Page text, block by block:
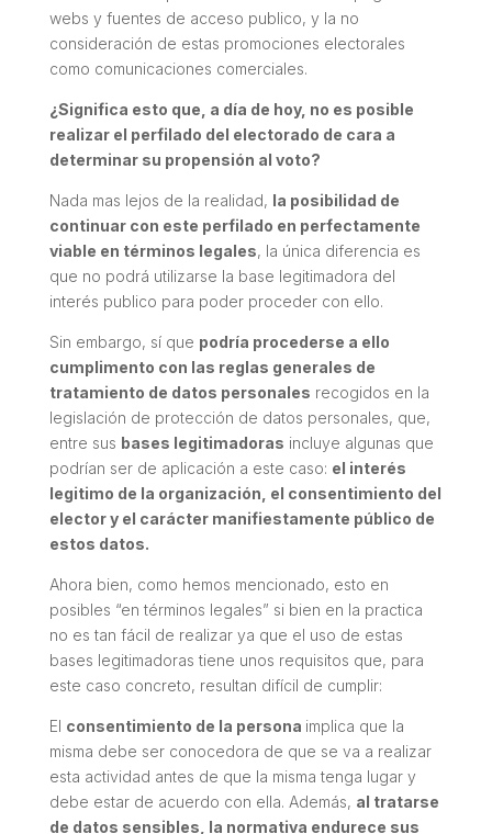
webs y fuentes de acceso publico, y la no
consideración de estas promociones electorales
como comunicaciones comerciales.
¿Significa esto que, a día de hoy, no es posible
realizar el perfilado del electorado de cara a
determinar su propensión al voto?
Nada mas lejos de la realidad, la posibilidad de
continuar con este perfilado en perfectamente
viable en términos legales, la única diferencia es
que no podrá utilizarse la base legitimadora del
interés publico para poder proceder con ello.
Sin embargo, sí que podría procederse a ello
cumplimento con las reglas generales de
tratamiento de datos personales recogidos en la
legislación de protección de datos personales, que,
entre sus bases legitimadoras incluye algunas que
podrían ser de aplicación a este caso: el interés
legitimo de la organización, el consentimiento del
elector y el carácter manifiestamente público de
estos datos.
Ahora bien, como hemos mencionado, esto en
posibles “en términos legales” si bien en la practica
no es tan fácil de realizar ya que el uso de estas
bases legitimadoras tiene unos requisitos que, para
este caso concreto, resultan difícil de cumplir:
El consentimiento de la persona implica que la
misma debe ser conocedora de que se va a realizar
esta actividad antes de que la misma tenga lugar y
debe estar de acuerdo con ella. Además, al tratarse
de datos sensibles, la normativa endurece sus